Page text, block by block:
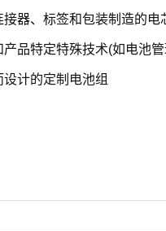
接器、标签和包装制造的电
品特定特殊技术(如电池
计的定制电池组